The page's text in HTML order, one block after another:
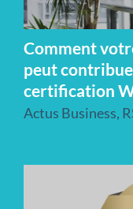
Comment
peut
certification
Actus Business,